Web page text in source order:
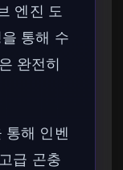
엔진 도
통해 수
완전히
통해 인벤
급 곤충